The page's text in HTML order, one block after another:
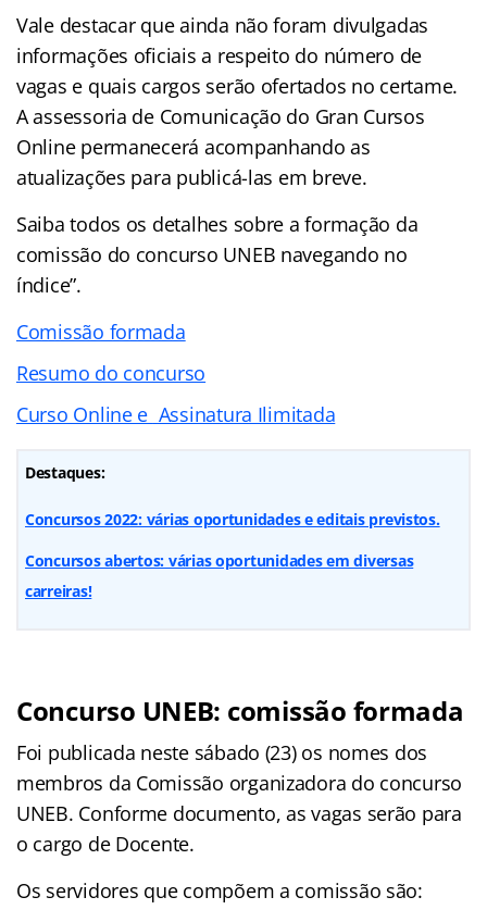
Vale destacar que ainda não foram divulgadas
informações oficiais a respeito do número de
vagas e quais cargos serão ofertados no certame.
A assessoria de Comunicação do Gran Cursos
Online permanecerá acompanhando as
atualizações para publicá-las em breve.
Saiba todos os detalhes sobre a formação da
comissão do concurso UNEB navegando no
índice”.
Comissão formada
Resumo do concurso
Curso Online e Assinatura Ilimitada
Destaques:
Concursos 2022: várias oportunidades e editais previstos.
Concursos abertos: várias oportunidades em diversas
carreiras!
Concurso UNEB: comissão formada
Foi publicada neste sábado (23) os nomes dos
membros da Comissão organizadora do concurso
UNEB. Conforme documento, as vagas serão para
o cargo de Docente.
Os servidores que compõem a comissão são: